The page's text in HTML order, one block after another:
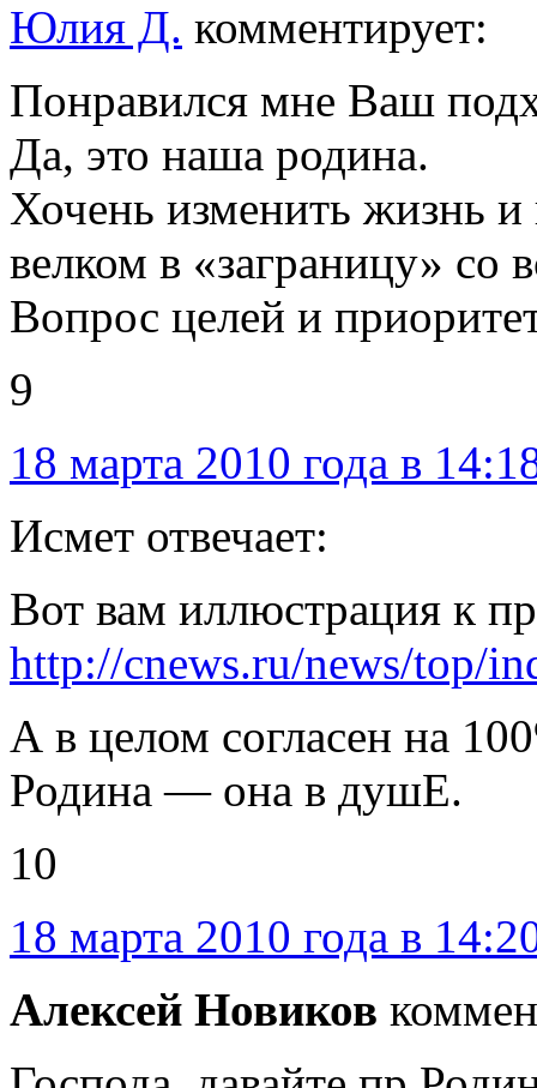
Юлия Д. комментирует:
Понравился мне Ваш
Да, это наша родина.
Хочень изменить жизнь и
велком в «заграницу» со
Вопрос целей и
9
18 марта 2010 года в
Исмет отвечает:
Вот вам иллюстрация к
http://cnews.ru/news/top/
А в целом согласен на
Родина — она в душЕ.
10
18 марта 2010 года в
Алексей Новиков